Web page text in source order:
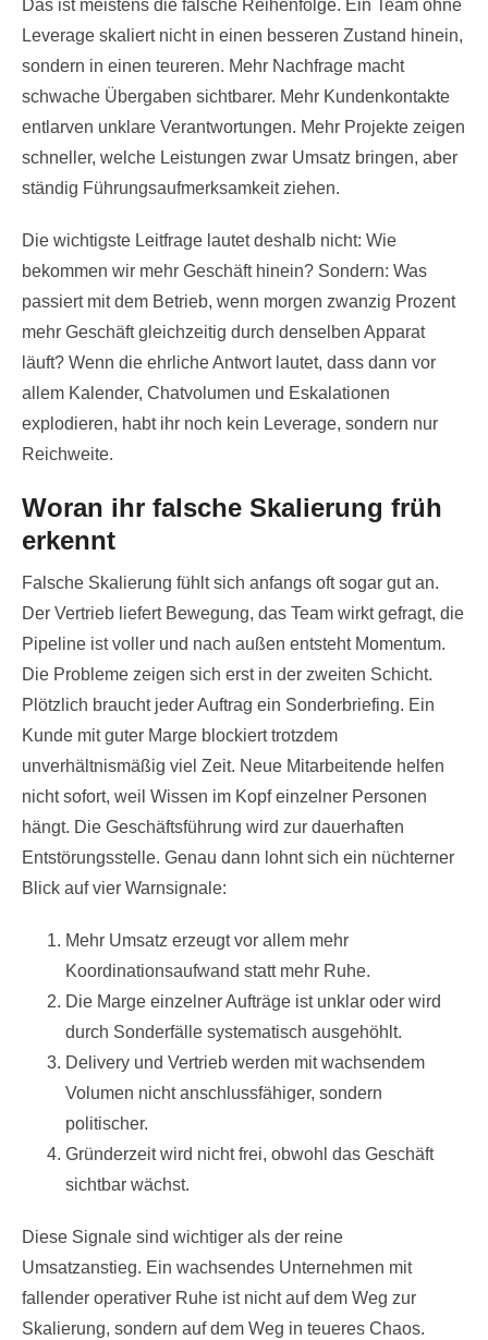
Das ist meistens die falsche Reihenfolge. Ein Team ohne
Leverage skaliert nicht in einen besseren Zustand hinein,
sondern in einen teureren. Mehr Nachfrage macht
schwache Übergaben sichtbarer. Mehr Kundenkontakte
entlarven unklare Verantwortungen. Mehr Projekte zeigen
schneller, welche Leistungen zwar Umsatz bringen, aber
ständig Führungsaufmerksamkeit ziehen.
Die wichtigste Leitfrage lautet deshalb nicht: Wie
bekommen wir mehr Geschäft hinein? Sondern: Was
passiert mit dem Betrieb, wenn morgen zwanzig Prozent
mehr Geschäft gleichzeitig durch denselben Apparat
läuft? Wenn die ehrliche Antwort lautet, dass dann vor
allem Kalender, Chatvolumen und Eskalationen
explodieren, habt ihr noch kein Leverage, sondern nur
Reichweite.
Woran ihr falsche Skalierung früh
erkennt
Falsche Skalierung fühlt sich anfangs oft sogar gut an.
Der Vertrieb liefert Bewegung, das Team wirkt gefragt, die
Pipeline ist voller und nach außen entsteht Momentum.
Die Probleme zeigen sich erst in der zweiten Schicht.
Plötzlich braucht jeder Auftrag ein Sonderbriefing. Ein
Kunde mit guter Marge blockiert trotzdem
unverhältnismäßig viel Zeit. Neue Mitarbeitende helfen
nicht sofort, weil Wissen im Kopf einzelner Personen
hängt. Die Geschäftsführung wird zur dauerhaften
Entstörungsstelle. Genau dann lohnt sich ein nüchterner
Blick auf vier Warnsignale:
Mehr Umsatz erzeugt vor allem mehr
Koordinationsaufwand statt mehr Ruhe.
Die Marge einzelner Aufträge ist unklar oder wird
durch Sonderfälle systematisch ausgehöhlt.
Delivery und Vertrieb werden mit wachsendem
Volumen nicht anschlussfähiger, sondern
politischer.
Gründerzeit wird nicht frei, obwohl das Geschäft
sichtbar wächst.
Diese Signale sind wichtiger als der reine
Umsatzanstieg. Ein wachsendes Unternehmen mit
fallender operativer Ruhe ist nicht auf dem Weg zur
Skalierung, sondern auf dem Weg in teueres Chaos.